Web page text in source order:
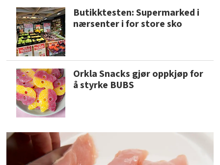
Butikktesten: Supermarked i
nærsenter i for store sko
Orkla Snacks gjør oppkjøp for
å styrke BUBS